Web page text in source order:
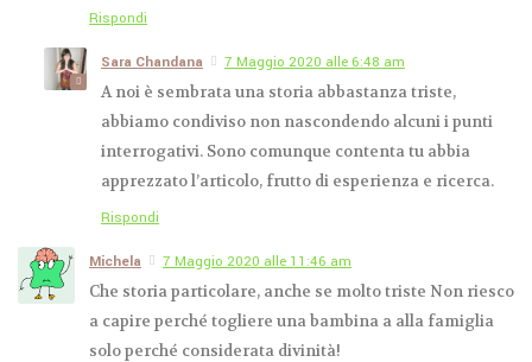
Rispondi
Sara Chandana
7 Maggio 2020 alle 6:48 am
A noi è sembrata una storia abbastanza triste,
abbiamo condiviso non nascondendo alcuni i punti
interrogativi. Sono comunque contenta tu abbia
apprezzato l’articolo, frutto di esperienza e ricerca.
Rispondi
Michela
7 Maggio 2020 alle 11:46 am
Che storia particolare, anche se molto triste Non riesco
a capire perché togliere una bambina a alla famiglia
solo perché considerata divinità!